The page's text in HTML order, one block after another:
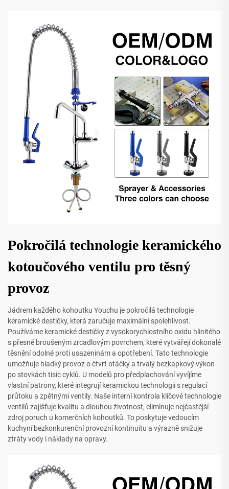
Pokročilá technologie keramického
kotoučového ventilu pro těsný
provoz
Jádrem každého kohoutku Youchu je pokročilá technologie
keramické destičky, která zaručuje maximální spolehlivost.
Používáme keramické destičky z vysokorychlostního oxidu hlinitého
s přesně broušeným zrcadlovým povrchem, které vytvářejí dokonalé
těsnění odolné proti usazeninám a opotřebení. Tato technologie
umožňuje hladký provoz o čtvrt otáčky a trvalý bezkapkový výkon
po stovkách tisíc cyklů. U modelů pro předplachování vyvíjíme
vlastní patrony, které integrují keramickou technologii s regulací
průtoku a zpětnými ventily. Naše interní kontrola klíčové technologie
ventilů zajišťuje kvalitu a dlouhou životnost, eliminuje nejčastější
zdroj poruch u komerčních kohoutků. To poskytuje vedoucím
kuchyní bezkonkurenční provozní kontinuitu a výrazně snižuje
ztráty vody i náklady na opravy.